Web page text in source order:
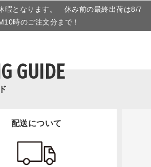
暇となります。 休み前の最終出荷は8/7
時のご注文分まで！
GUIDE
配送について